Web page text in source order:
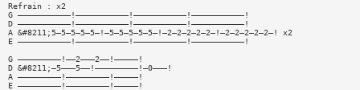
Refrain : x2
G ———————————!———————————!———————————!———————————!
D ———————————!———————————!———————————!———————————!
A &#8211;5—5—5—5—5—!—5—5—5—5—5—!—2—2—2—2—2—!—2—2—2—2—2—! x2
E ———————————!———————————!———————————!———————————!
G —————————!——2———2——!—————!
D &#8211;—5———5——!—————————!—0———!
A —————————!—————————!—————!
E —————————!—————————!—————!